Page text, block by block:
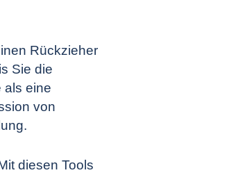
Rückzieher
Sie die
als eine
von
diesen Tools